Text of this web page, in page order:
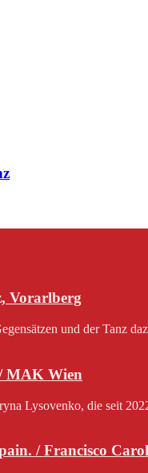
Vorarlberg
und der Tanz
MAK Wien
Lysovenko, die seit
/ Francisco